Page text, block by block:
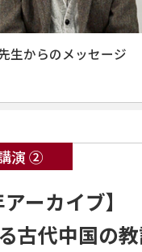
生からのメッセージ
演 ②
ーカイブ】
古代中国の